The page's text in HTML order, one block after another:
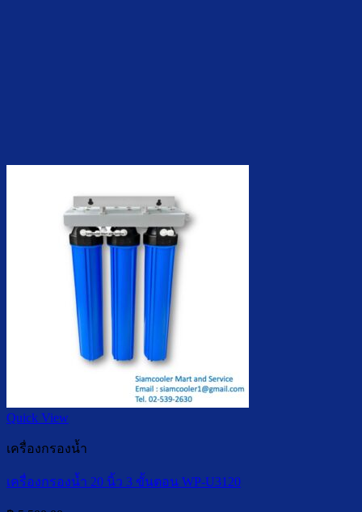
Quick View
เครื่องกรองน้ำ
เครื่องกรองน้ำ 20 นิ้ว 3 ขั้นตอน WP-U3120